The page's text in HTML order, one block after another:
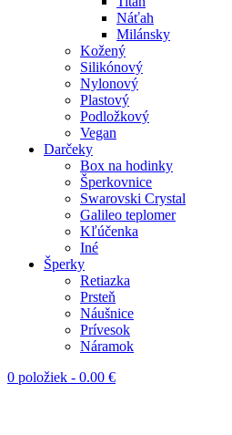
Náťah
Milánsky
Kožený
Silikónový
Nylonový
Plastový
Podložkový
Vegan
Darčeky
Box na hodinky
Šperkovnice
Swarovski Crystal
Galileo teplomer
Kľúčenka
Iné
Šperky
Retiazka
Prsteň
Náušnice
Prívesok
Náramok
0 položiek - 0.00 €